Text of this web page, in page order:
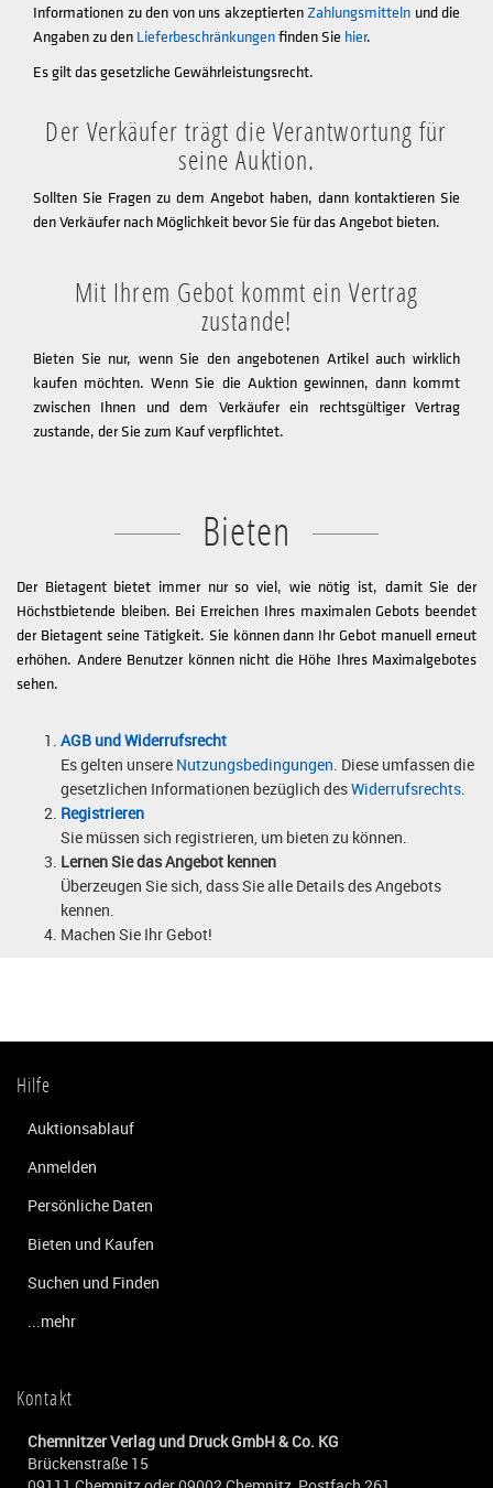
Informationen zu den von uns akzeptierten Zahlungsmitteln und die
Angaben zu den Lieferbeschränkungenfinden Sie hier.
Es gilt das gesetzliche Gewährleistungsrecht.
Der Verkäufer trägt die Verantwortung für
seine Auktion.
Sollten Sie Fragen zu dem Angebot haben, dann kontaktieren Sie
den Verkäufer nach Möglichkeit bevor Sie für das Angebot bieten.
Mit Ihrem Gebot kommt ein Vertrag
zustande!
Bieten Sie nur, wenn Sie den angebotenen Artikel auch wirklich
kaufen möchten. Wenn Sie die Auktion gewinnen, dann kommt
zwischen Ihnen und dem Verkäufer ein rechtsgültiger Vertrag
zustande, der Sie zum Kauf verpflichtet.
Bieten
Der Bietagent bietet immer nur so viel, wie nötig ist, damit Sie der
Höchstbietende bleiben. Bei Erreichen Ihres maximalen Gebots beendet
der Bietagent seine Tätigkeit. Sie können dann Ihr Gebot manuell erneut
erhöhen. Andere Benutzer können nicht die Höhe Ihres Maximalgebotes
sehen.
AGB und Widerrufsrecht
Es gelten unsere Nutzungsbedingungen. Diese umfassen die
gesetzlichen Informationen bezüglich desWiderrufsrechts.
Registrieren
Sie müssen sich registrieren, um bieten zu können.
Lernen Sie das Angebot kennen
Überzeugen Sie sich, dass Sie alle Details des Angebots
kennen.
Machen Sie Ihr Gebot!
Hilfe
Auktionsablauf
Anmelden
Persönliche Daten
Bieten und Kaufen
Suchen und Finden
...mehr
Kontakt
Chemnitzer Verlag und Druck GmbH & Co. KG
Brückenstraße 15